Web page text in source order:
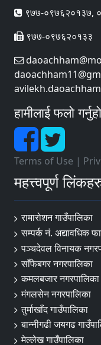
९७७-०९७६२०१३७,
९७७-०९७६२०१३३
हामीलाई फलो
Terms of Use |
महत्त्वपूर्ण
रामारोशन गाउँपालिका
सम्पर्क नं. अद्यावधिक
पञ्चदेवल विनायक
साँफेबगर नगरपालिका
कमलबजार नगरपालिका
मंगलसेन नगरपालिका
तुर्माखाँद गाउँपालिका
बान्नीगढी जयगढ
मेल्लेख गाउँपालिका